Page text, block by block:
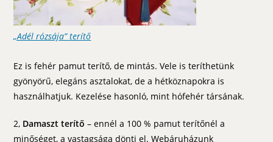
„Adél rózsája” terítő
Ez is fehér pamut terítő, de mintás. Vele is teríthetünk
gyönyörű, elegáns asztalokat, de a hétköznapokra is
használhatjuk. Kezelése hasonló, mint hófehér társának.
2, Damaszt terítő – ennél a 100 % pamut terítőnél a
minőséget, a vastagsága dönti el. Webáruházunk